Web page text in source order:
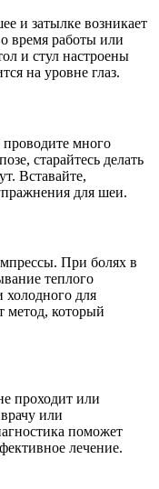
и затылке возникает
время работы или
и стул настроены
на уровне глаз.
много
старайтесь делать
Вставайте,
для шеи.
При болях в
теплого
холодного для
метод, который
проходит или
или
поможет
лечение.